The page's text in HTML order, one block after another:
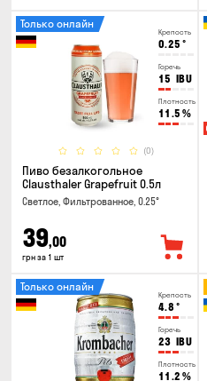
Крепость
0.25 °
Горечь
15 IBU
Плотность
11.5 %
(0)
Только онлайн
Пиво безалкогольное
Clausthaler Grapefruit 0.5л
Светлое, Фильтрованное, 0.25°
39,00
грн за 1 шт
Крепость
4.8 °
Горечь
23 IBU
Плотность
11.2 %
Только онлайн